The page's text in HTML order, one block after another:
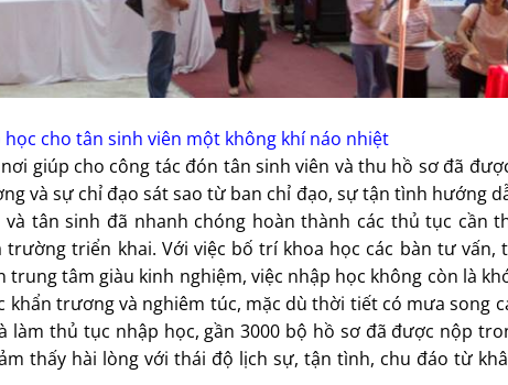
cho tân sinh viên một không khí náo nhiệt
giúp cho công tác đón tân sinh viên và thu hồ sơ đã
và sự chỉ đạo sát sao từ ban chỉ đạo, sự tận tình hướng
tân sinh đã nhanh chóng hoàn thành các thủ tục cần
triển khai. Với việc bố trí khoa học các bàn tư vấn,
tâm giàu kinh nghiệm, việc nhập học không còn là
khẩn trương và nghiêm túc, mặc dù thời tiết có mưa song
thủ tục nhập học, gần 3000 bộ hồ sơ đã được nộp
thấy hài lòng với thái độ lịch sự, tận tình, chu đáo từ